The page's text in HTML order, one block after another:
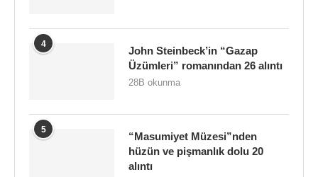
4
John Steinbeck’in “Gazap
Üzümleri” romanından 26 alıntı
28B okunma
5
“Masumiyet Müzesi”nden
hüzün ve pişmanlık dolu 20
alıntı